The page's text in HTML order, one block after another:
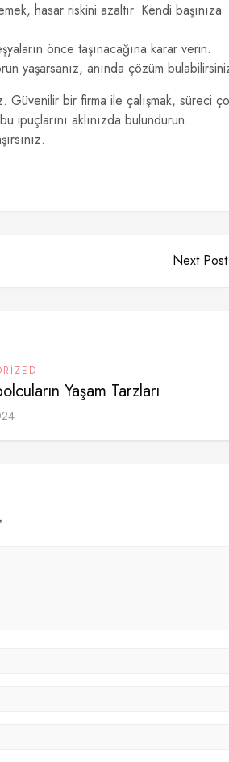
hasar riskini azaltır. Kendi başınıza
önce taşınacağına karar verin.
yaşarsanız, anında çözüm
Güvenilir bir firma ile çalışmak, süreci
ipuçlarını aklınızda bulundurun.
Next
Yaşam Tarzları